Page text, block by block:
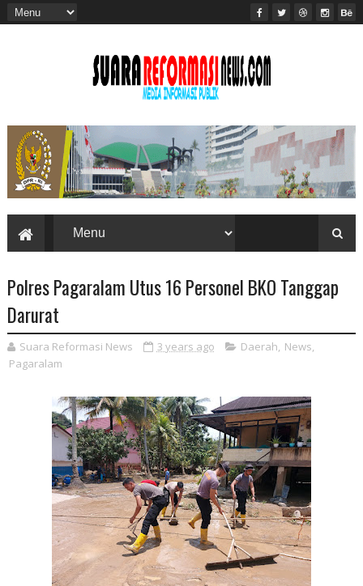
Polres Pagaralam Utus 16 Personel BKO Tanggap
Darurat
Suara Reformasi News 3 years ago Daerah, News,
Pagaralam